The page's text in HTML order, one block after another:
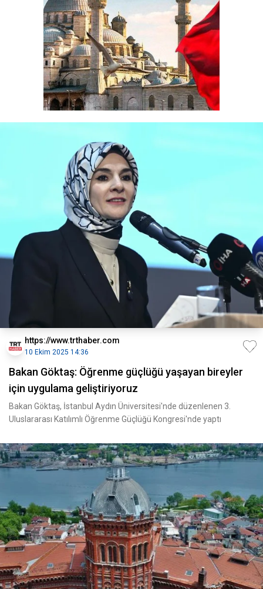
https://www.trthaber.com
10 Ekim 2025 14:36
Bakan Göktaş: Öğrenme güçlüğü yaşayan bireyler
için uygulama geliştiriyoruz
Bakan Göktaş, İstanbul Aydın Üniversitesi'nde düzenlenen 3.
Uluslararası Katılımlı Öğrenme Güçlüğü Kongresi'nde yaptı